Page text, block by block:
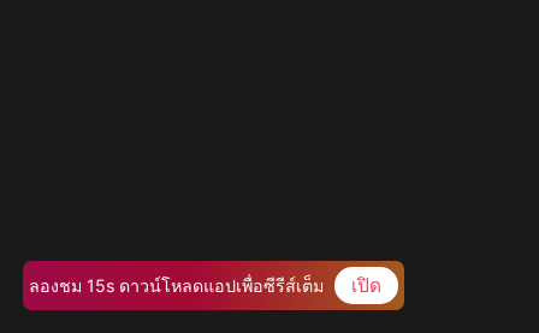
ลองชม 15s ดาวน์โหลดแอปเพื่อซีรีส์เต็ม เปิด